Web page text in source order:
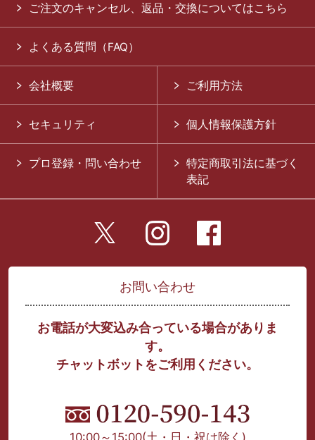
ご注文のキャンセル、返品・交換についてはこちら
よくある質問（FAQ）
会社概要 ご利用方法
セキュリティ 個人情報保護方針
プロ登録・問い合わせ
特定商取引法に基づく
表記
お問い合わせ
お電話が大変込み合っている場合がありま
す。
チャットボットをご利用ください。
10:00～15:00(土・日・祝は除く)